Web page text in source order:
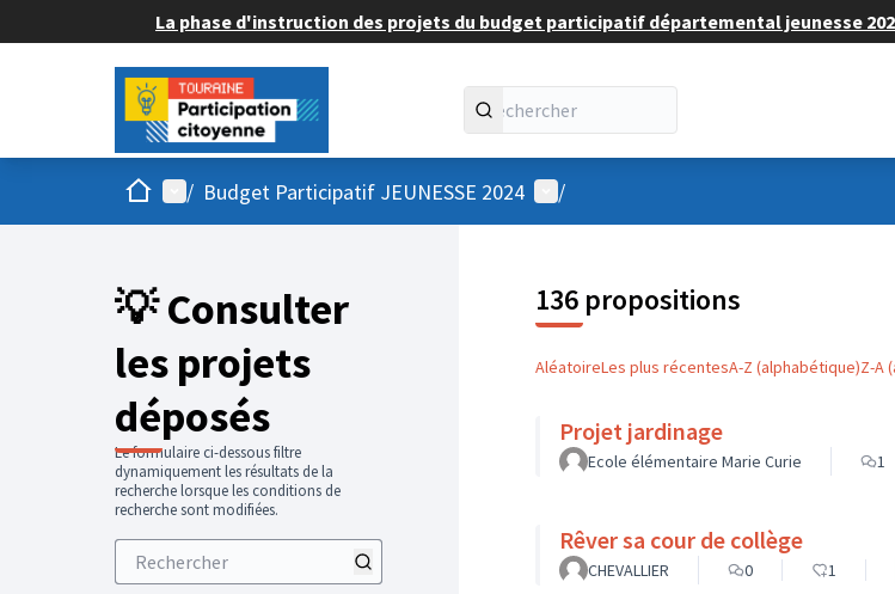
La phase d'instruction des projets du budget participatif départemental jeunesse
AccueilMenu principal
/ Budget Participatif JEUNESSE 2024 Menu utilisateur
/
💡 Consulter
les projets
déposés
Le formulaire ci-dessous filtre
dynamiquement les résultats de la
recherche lorsque les conditions de
recherche sont modifiées.
136 propositions
AléatoireLes plus récentesA-Z (alphabétique)Z-A
Projet jardinage
Ecole élémentaire Marie Curie 1
Rêver sa cour de collège
CHEVALLIER 0 1